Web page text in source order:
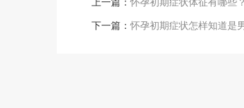
下一篇：怀孕初期症状怎样知道是